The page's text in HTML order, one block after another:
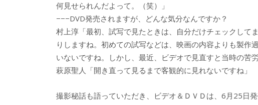
何見せられんだよって。（笑）」
−−−DVD発売されますが、どんな気分なんですか？
村上淳「最初、試写で見たときは、自分だけチェックして
りしますね。初めての試写などは、映画の内容よりも製作
いないですね。しかし、最近、ビデオで見直すと当時の苦
萩原聖人「開き直って見るまで客観的に見れないですね」
撮影秘話も語っていただき、ビデオ＆ＤＶＤは、6月25日発